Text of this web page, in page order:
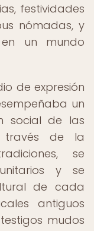
festividades
nómadas, y
un mundo
de expresión
un
social de las
través de la
se
y se
de cada
antiguos
mudos